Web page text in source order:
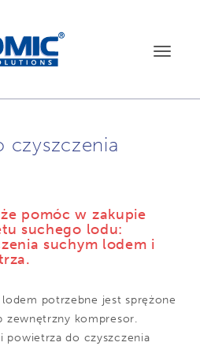
Toggle
czyszczenia
pomóc w zakupie
suchego lodu:
suchym lodem i
potrzebne jest sprężone
zewnętrzny kompresor.
powietrza do czyszczenia